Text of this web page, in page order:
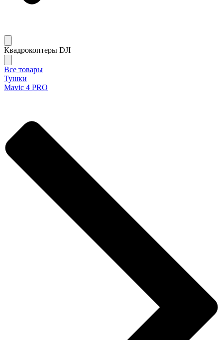
Квадрокоптеры DJI
Все товары
Тушки
Mavic 4 PRO